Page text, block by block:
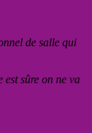
de salle qui
est sûre on ne va